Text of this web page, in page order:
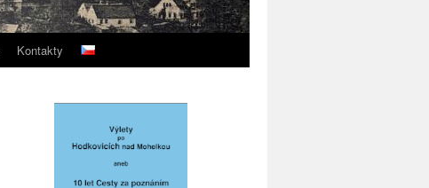
Kontakty